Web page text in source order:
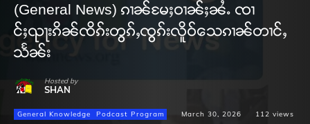
(General News) ၵၢၼ်မႄႈဝၢၼ်ႈၼႆႉ ၸၢ
င်ႈၺႃးၵိၼ်ၸိၵ်းတွၵ်ႇၸွၵ်းလိူဝ်သေၵၢၼ်တၢင်ႇ
သႅၼ်း
Hosted by
SHAN
General Knowledge Podcast Program March 30, 2026 112 views